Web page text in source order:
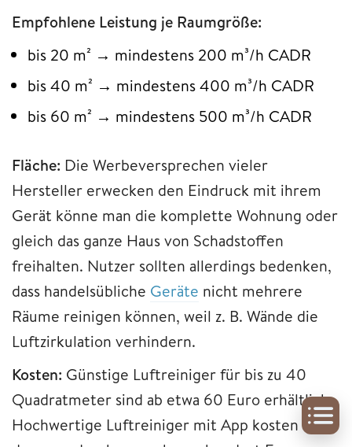
Empfohlene Leistung je Raumgröße:
bis 20 m² → mindestens 200 m³/h CADR
bis 40 m² → mindestens 400 m³/h CADR
bis 60 m² → mindestens 500 m³/h CADR
Fläche: Die Werbeversprechen vieler
Hersteller erwecken den Eindruck mit ihrem
Gerät könne man die komplette Wohnung oder
gleich das ganze Haus von Schadstoffen
freihalten. Nutzer sollten allerdings bedenken,
dass handelsübliche Geräte nicht mehrere
Räume reinigen können, weil z. B. Wände die
Luftzirkulation verhindern.
Kosten: Günstige Luftreiniger für bis zu 40
Quadratmeter sind ab etwa 60 Euro erhältlich.
Hochwertige Luftreiniger mit App kosten